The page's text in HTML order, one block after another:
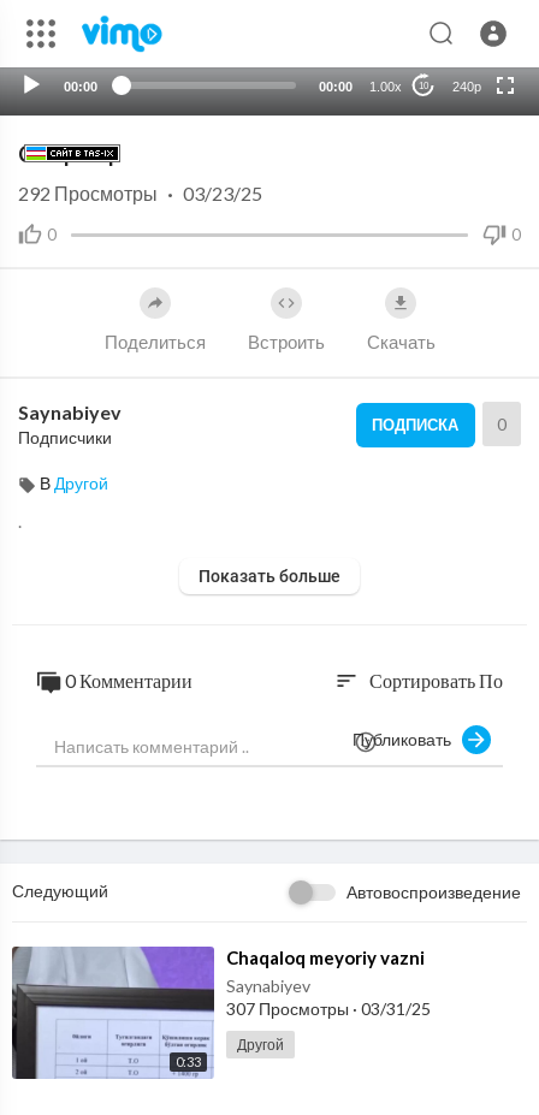
00:00 00:00 1.00x 10 240p
auto
Chaqaloq
0 0
292 Просмотры · 03/23/25
Поделиться Встроить Скачать
Saynabiyev
Подписчики
ПОДПИСКА 0
В Другой
.
Показать больше
0 Комментарии sort Сортировать По
Публиковать
Следующий Автовоспроизведение
0:33
⁣Chaqaloq meyoriy vazni
Saynabiyev
307 Просмотры · 03/31/25
Другой